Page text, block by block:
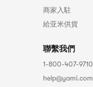
商家入駐
給亚米供貨
聯繫我們
1-800-407-9710
help@yami.com